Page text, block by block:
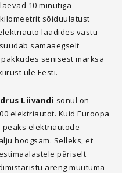
10 minutiga
sõiduulatust
laadides vastu
samaaegselt
senisest märksa
üle Eesti.
Liivandi sõnul on
elektriautot. Kuid Euroopa
elektriautode
hoogsam. Selleks, et
päriselt
areng muutuma